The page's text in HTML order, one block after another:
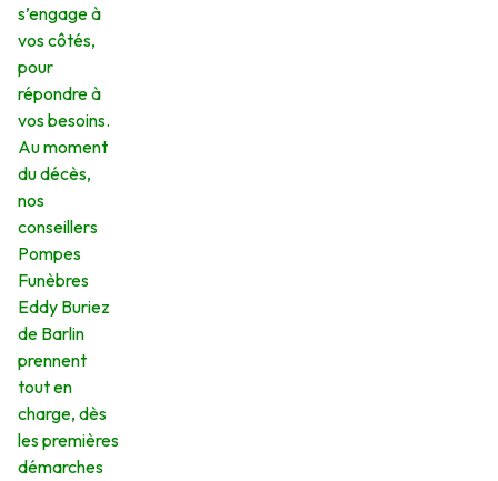
s’engage à
vos côtés,
pour
répondre à
vos besoins.
Au moment
du décès,
nos
conseillers
Pompes
Funèbres
Eddy Buriez
de Barlin
prennent
tout en
charge, dès
les premières
démarches